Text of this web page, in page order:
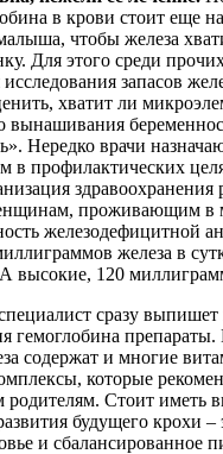
в крови стоит еще
чтобы железа
Для этого среди
исследования запасов
хватит ли
вынашивания
Нередко врачи
в профилактических
здравоохранения
проживающим в
железодефицитной
железа в
высокие, 120
сразу
гемоглобина
содержат и многие
которые
Стоит иметь
будущего крохи –
и сбалансированное